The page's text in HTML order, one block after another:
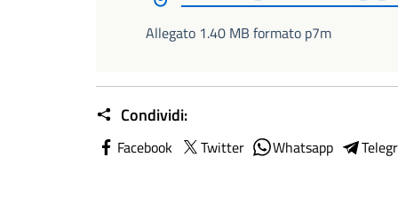
Allegato 1.40 MB formato p7m
Condividi:
Facebook Twitter Whatsapp